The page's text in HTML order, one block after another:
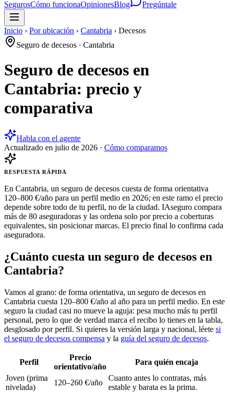
SegurosCómo funcionaOpinionesBlog Pregúntale
Inicio › Por ubicación › Cantabria › Decesos
Seguro de decesos · Cantabria
Seguro de decesos en
Cantabria: precio y
comparativa
Habla con el agente
Actualizado en julio de 2026 · Cómo comparamos
RESPUESTA RÁPIDA
En Cantabria, un seguro de decesos cuesta de forma orientativa
120–800 €/año para un perfil medio en 2026; en este ramo el precio
depende sobre todo de tu perfil, no de la ciudad. IAseguro compara
más de 80 aseguradoras y las ordena solo por precio a coberturas
equivalentes, sin posicionar marcas. El precio final lo confirma cada
aseguradora.
¿Cuánto cuesta un seguro de decesos en
Cantabria?
Vamos al grano: de forma orientativa, un seguro de decesos en
Cantabria cuesta 120–800 €/año al año para un perfil medio. En este
seguro la ciudad casi no mueve la aguja: pesa mucho más tu perfil
personal, pero lo que de verdad marca el recibo lo tienes en la tabla,
desglosado por perfil. Si quieres la versión larga y nacional, léete si
el seguro de decesos compensa y la guía del seguro de decesos.
Perfil
Precio
orientativo/año
Para quién encaja
Joven (prima
nivelada)
120–260 €/año
Cuanto antes lo contratas, más
estable y barata es la prima.